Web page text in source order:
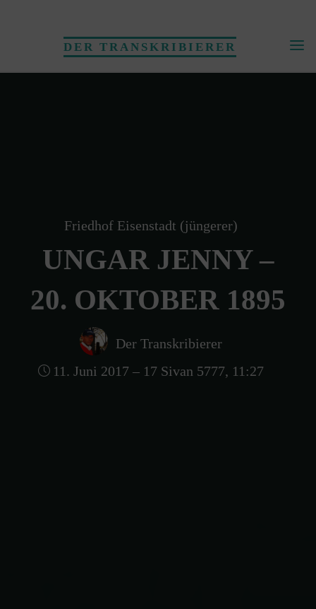
DER TRANSKRIBIERER
Friedhof Eisenstadt (jüngerer)
UNGAR JENNY –
20. OKTOBER 1895
Der Transkribierer
11. Juni 2017 – 17 Sivan 5777, 11:27